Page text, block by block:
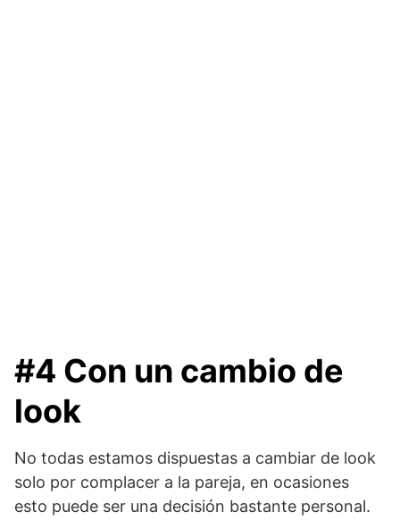
#4 Con un cambio de
look
No todas estamos dispuestas a cambiar de look
solo por complacer a la pareja, en ocasiones
esto puede ser una decisión bastante personal.